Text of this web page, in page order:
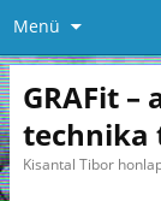
Menü
GRAFit –
technika
Kisantal Tibor